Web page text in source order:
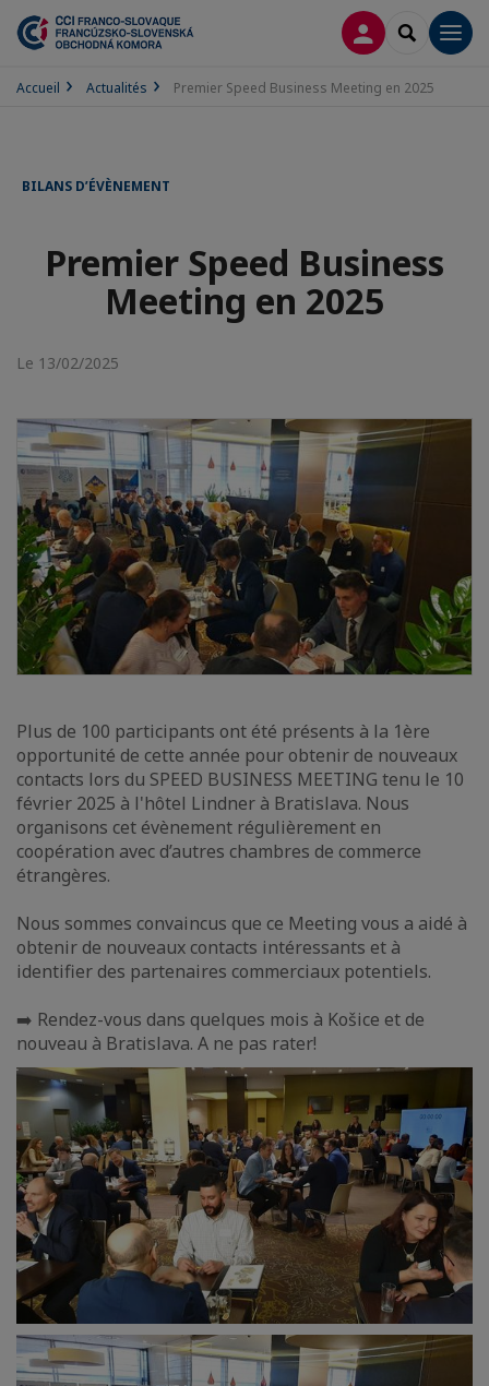
CONNEXION
Accueil Actualités Premier Speed Business Meeting en 2025
BILANS D’ÉVÈNEMENT
Premier Speed Business
Meeting en 2025
Le 13/02/2025
Plus de 100 participants ont été présents à la 1ère
opportunité de cette année pour obtenir de nouveaux
contacts lors du SPEED BUSINESS MEETING tenu le 10
février 2025 à l'hôtel Lindner à Bratislava. Nous
organisons cet évènement régulièrement en
coopération avec d’autres chambres de commerce
étrangères.
Nous sommes convaincus que ce Meeting vous a aidé à
obtenir de nouveaux contacts intéressants et à
identifier des partenaires commerciaux potentiels.
➡️ Rendez-vous dans quelques mois à Košice et de
nouveau à Bratislava. A ne pas rater!